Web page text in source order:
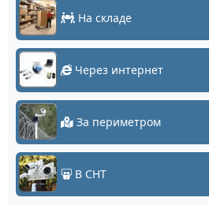
На складе
Через интернет
За периметром
В СНТ